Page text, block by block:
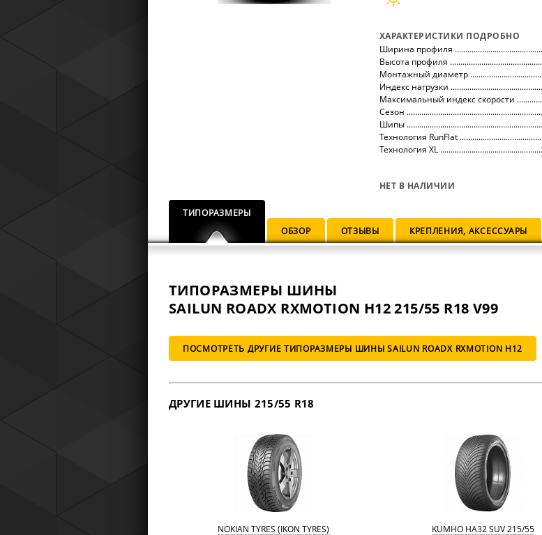
ХАРАКТЕРИСТИКИ ПОДРОБНО
Ширина профиля
Высота профиля
Монтажный диаметр
Индекс нагрузки
Максимальный индекс скорости
Сезон
Шипы
Технология RunFlat
Технология XL
НЕТ В НАЛИЧИИ
ТИПОРАЗМЕРЫ
ОБЗОР
ОТЗЫВЫ КРЕПЛЕНИЯ, АКСЕССУАРЫ
ТИПОРАЗМЕРЫ ШИНЫ
SAILUN ROADX RXMOTION H12 215/55 R18 V99
ПОСМОТРЕТЬ ДРУГИЕ ТИПОРАЗМЕРЫ ШИНЫ SAILUN ROADX RXMOTION H12
ДРУГИЕ ШИНЫ 215/55 R18
NOKIAN TYRES (IKON TYRES)
KUMHO HA32 SUV 215/55